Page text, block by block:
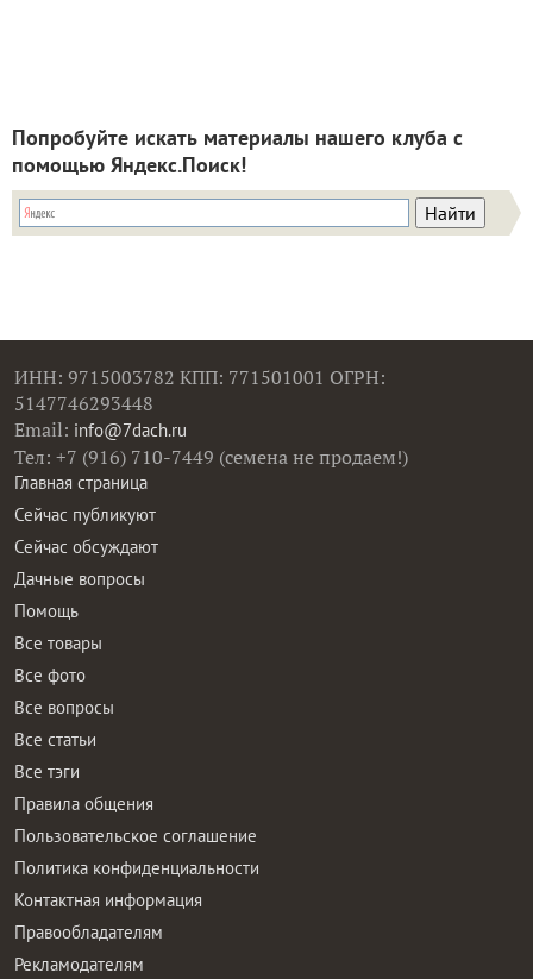
Попробуйте искать материалы нашего клуба с
помощью Яндекс.Поиск!
ИНН: 9715003782 КПП: 771501001 ОГРН:
5147746293448
Email: info@7dach.ru
Тел: +7 (916) 710-7449 (семена не продаем!)
Главная страница
Сейчас публикуют
Сейчас обсуждают
Дачные вопросы
Помощь
Все товары
Все фото
Все вопросы
Все статьи
Все тэги
Правила общения
Пользовательское соглашение
Политика конфиденциальности
Контактная информация
Правообладателям
Рекламодателям